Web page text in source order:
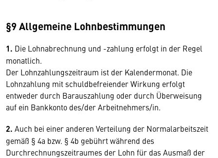
§9 Allgemeine Lohnbestimmungen
1. Die Lohnabrechnung und -zahlung erfolgt in der Regel
monatlich.
Der Lohnzahlungszeitraum ist der Kalendermonat. Die
Lohnzahlung mit schuldbefreiender Wirkung erfolgt
entweder durch Barauszahlung oder durch Überweisung
auf ein Bankkonto des/der Arbeitnehmers/in.
2. Auch bei einer anderen Verteilung der Normalarbeitszeit
gemäß § 4a bzw. § 4b gebührt während des
Durchrechnungszeitraumes der Lohn für das Ausmaß der